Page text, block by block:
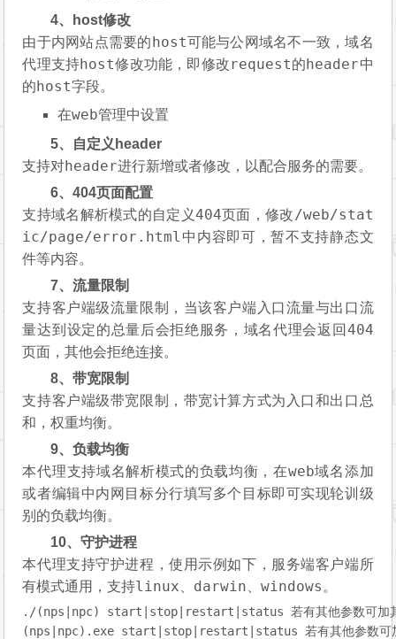
4、host修改
由于内网站点需要的host可能与公网域名不一致，域名
代理支持host修改功能，即修改request的header中
的host字段。
在web管理中设置
5、自定义header
支持对header进行新增或者修改，以配合服务的需要。
6、404页面配置
支持域名解析模式的自定义404页面，修改 /web/stat
ic/page/error.html 中内容即可，暂不支持静态文
件等内容。
7、流量限制
支持客户端级流量限制，当该客户端入口流量与出口流
量达到设定的总量后会拒绝服务，域名代理会返回 404
页面，其他会拒绝连接。
8、带宽限制
支持客户端级带宽限制，带宽计算方式为入口和出口总
和，权重均衡。
9、负载均衡
本代理支持域名解析模式的负载均衡，在web域名添加
或者编辑中内网目标分行填写多个目标即可实现轮训级
别的负载均衡。
10、守护进程
本代理支持守护进程，使用示例如下，服务端客户端所
有模式通用，支持linux darwin 、windows 。
./(nps|npc) start stop |restart| status 若有其他参数可加
(nps|npc).exe start stop |restart| status